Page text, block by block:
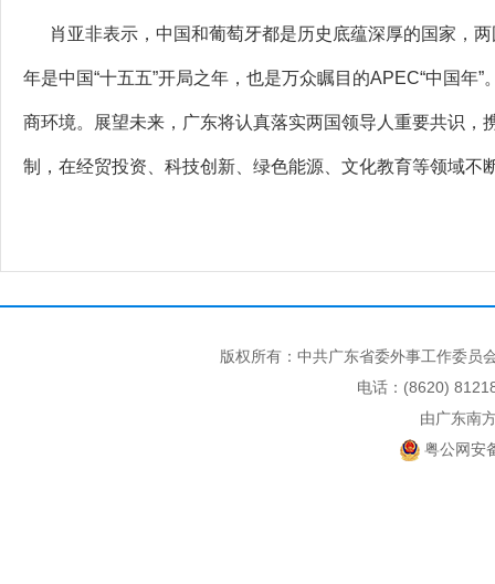
肖亚非表示，中国和葡萄牙都是历史底蕴深厚的国家，
年是中国“十五五”开局之年，也是万众瞩目的APEC“中国
商环境。展望未来，广东将认真落实两国领导人重要共识
制，在经贸投资、科技创新、绿色能源、文化教育等领域
版权所有：中共广东省委外事工作委
电话：(8620)
由广东南
粤公网安